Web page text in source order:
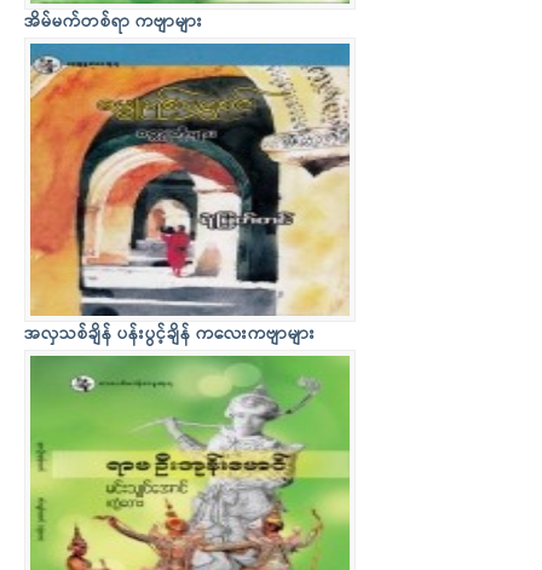
အိမ်မက်တစ်ရာ ကဗျာများ
အလှသစ်ချိန် ပန်းပွင့်ချိန် ကလေးကဗျာများ